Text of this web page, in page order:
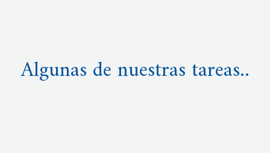
Algunas de nuestras tareas..